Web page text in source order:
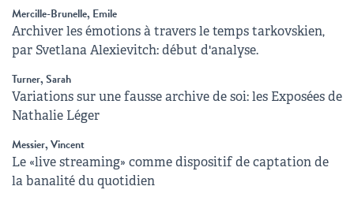
Mercille-Brunelle, Emile
Archiver les émotions à travers le temps tarkovskien,
par Svetlana Alexievitch: début d'analyse.
Turner, Sarah
Variations sur une fausse archive de soi: les Exposées de
Nathalie Léger
Messier, Vincent
Le «live streaming» comme dispositif de captation de
la banalité du quotidien